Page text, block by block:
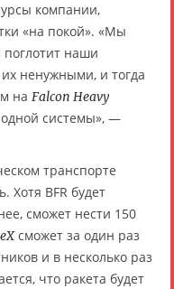
компании,
«на покой». «Мы
поглотит наши
ненужными, и тогда
на Falcon Heavy
одной системы», —
транспорте
Хотя BFR будет
сможет нести 150
сможет за один раз
и в несколько раз
что ракета будет